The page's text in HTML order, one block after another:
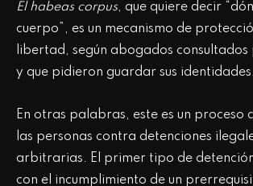
El habeas corpus, que quiere decir
cuerpo”, es un mecanismo de
libertad, según abogados
y que pidieron guardar sus
En otras palabras, este es un proceso
las personas contra detenciones
arbitrarias. El primer tipo de
con el incumplimiento de un